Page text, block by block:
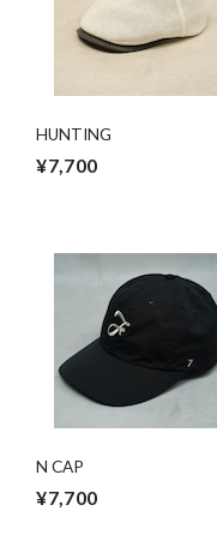
HUNTING
¥7,700
N CAP
¥7,700